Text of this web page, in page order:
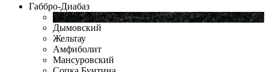
Габбро-Диабаз
Габбро-Диабаз
Дымовский
Жельтау
Амфиболит
Мансуровский